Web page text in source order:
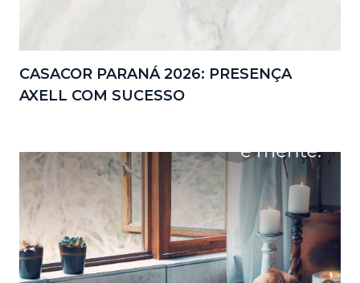
CASACOR PARANÁ 2026: PRESENÇA
AXELL COM SUCESSO